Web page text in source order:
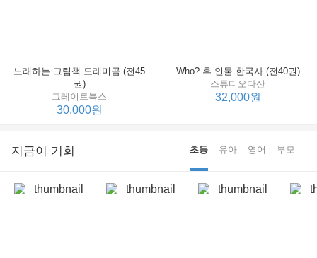
노래하는 그림책 도레미곰 (전45
권)
그레이트북스
30,000원
Who? 후 인물 한국사 (전40권)
스튜디오다산
32,000원
지금이 기회 초등 유아 영어 부모